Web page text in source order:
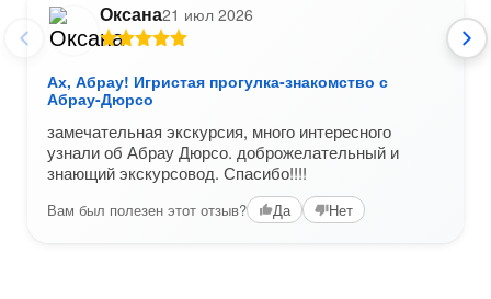
Оксана21 июл 2026
Ах, Абрау! Игристая прогулка-знакомство с
Абрау-Дюрсо
замечательная экскурсия, много интересного
узнали об Абрау Дюрсо. доброжелательный и
знающий экскурсовод. Спасибо!!!!
Вам был полезен этот отзыв? Да Нет